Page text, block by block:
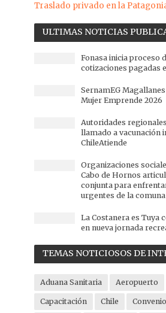
Traslado privado en la
ULTIMAS NOTICIAS
Fonasa inicia proceso
cotizaciones pagadas
SernamEG
Mujer Emprende 2026
Autoridades
llamado a vacunación
ChileAtiende
Organizaciones
Cabo de Hornos
conjunta para
urgentes de la comuna
La Costanera es Tuya
en nueva jornada
TEMAS NOTICIOSOS DE
Aduana Sanitaria Aeropuerto
Capacitación Chile Convenio